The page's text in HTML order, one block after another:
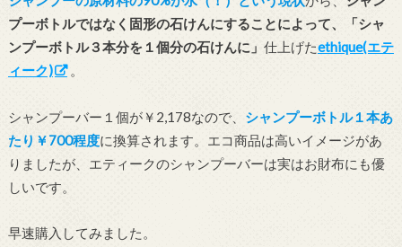
プーボトルではなく固形の石けんにすることによって、「シャ
ンプーボトル３本分を１個分の石けんに」 仕上げたethique(エテ
ィーク)
。
シャンプーバー１個が￥2,178なので、 シャンプーボトル１本あ
たり￥700程度に換算されます。エコ商品は高いイメージがあ
りましたが、エティークのシャンプーバーは実はお財布にも優
しいです。
早速購入してみました。